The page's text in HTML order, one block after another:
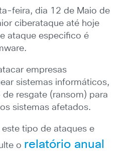
feira, dia 12 de Maio de
ciberataque até hoje
ataque especifico é
empresas
sistemas informáticos,
resgate (ransom) para
sistemas afetados.
tipo de ataques e
o relatório anual